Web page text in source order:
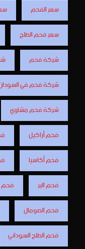
سعر الفحم
سعر فحم الطلح
شركة فحم
شركة فحم في
شركة فحم مشاوي
فحم أراكيل
فحم أكاسيا
فحم البر
فحم
فحم الصومال
فحم الطلح السوداني